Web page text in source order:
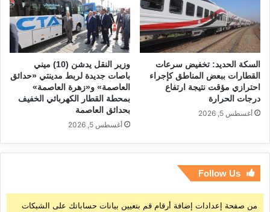
السكة الحديد: تخفيض سرعات
القطارات ببعض المناطق كإجراء
احترازي مؤقت نتيجة ارتفاع
درجات الحرارة
أغسطس 5, 2026
وزير النقل يدشن (10) ميني
باصات جديدة لربط مدينتي «حدائق
العاصمة» و«زهرة العاصمة»
بمحطة القطار الكهربائي الخفيف
بحدائق العاصمة
أغسطس 5, 2026
Follow Us
من صفحة إعدادات إضافة أرقام قم بتعيين بيانات حساباتك على الشبكات